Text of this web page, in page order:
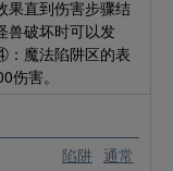
果直到伤害步骤结
兽破坏时可以发
魔法陷阱区的表
伤害。
陷阱 通常